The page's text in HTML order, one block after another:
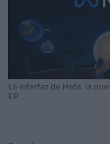
La interfaz de Meta, la
EP